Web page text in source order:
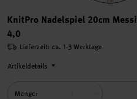
KnitPro Nadelspiel 20cm
4,0
Lieferzeit: ca. 1-3 Werktage
Artikeldetails
Menge: